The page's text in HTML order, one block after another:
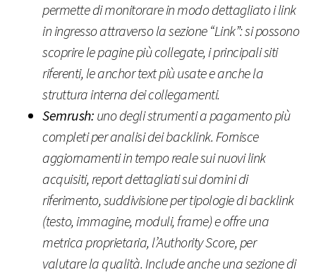
permette di monitorare in modo dettagliato i link
in ingresso attraverso la sezione “Link”: si possono
scoprire le pagine più collegate, i principali siti
riferenti, le anchor text più usate e anche la
struttura interna dei collegamenti.
Semrush: uno degli strumenti a pagamento più
completi per analisi dei backlink. Fornisce
aggiornamenti in tempo reale sui nuovi link
acquisiti, report dettagliati sui domini di
riferimento, suddivisione per tipologie di backlink
(testo, immagine, moduli, frame) e offre una
metrica proprietaria, l’Authority Score, per
valutare la qualità. Include anche una sezione di